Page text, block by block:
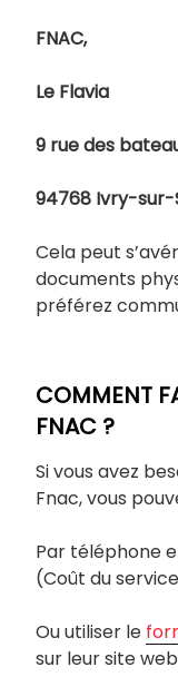
FNAC,
Le Flavia
9 rue des
94768 Ivry-sur-
Cela peut
documents
préférez
COMMENT
FNAC ?
Si vous avez
Fnac, vous
Par téléphone
(Coût du
Ou utiliser le
sur leur site